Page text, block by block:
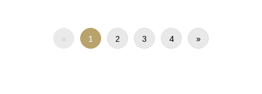
« 1 2 3 4 »